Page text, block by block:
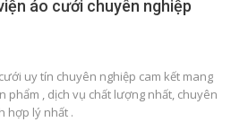
áo cưới chuyên nghiệp
uy tín chuyên nghiệp cam kết mang
phẩm , dịch vụ chất lượng nhất, chuyên
hợp lý nhất .